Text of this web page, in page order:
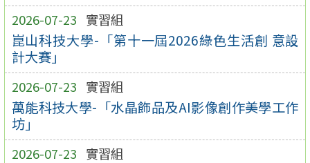
2026-07-23 實習組
崑山科技大學-「第十一屆2026綠色生活創 意設
計大賽」
2026-07-23 實習組
萬能科技大學-「水晶飾品及AI影像創作美學工作
坊」
2026-07-23 實習組